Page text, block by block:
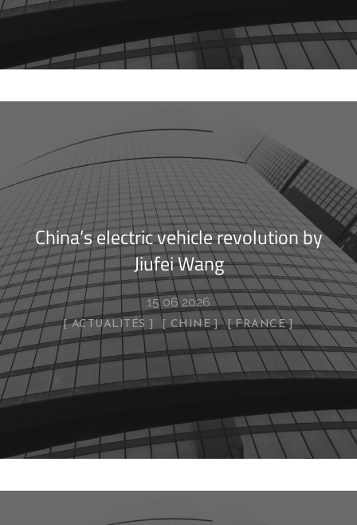
China’s electric vehicle revolution by
Jiufei Wang
15 06 2026
ACTUALITÉS CHINE FRANCE